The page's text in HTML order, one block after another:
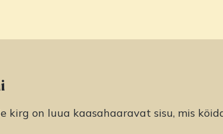
kirg on luua kaasahaaravat sisu, mis